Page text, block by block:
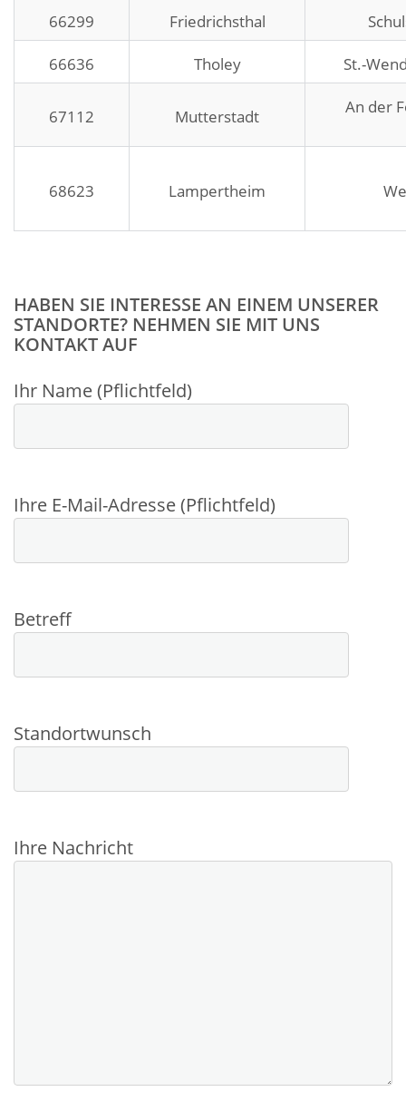
66299 Friedrichsthal
66636 Tholey St.-
67112 Mutterstadt An der
68623 Lampertheim
HABEN SIE INTERESSE AN EINEM UNSERER
STANDORTE? NEHMEN SIE MIT UNS
KONTAKT AUF
Ihr Name (Pflichtfeld)
Ihre E-Mail-Adresse (Pflichtfeld)
Betreff
Standortwunsch
Ihre Nachricht